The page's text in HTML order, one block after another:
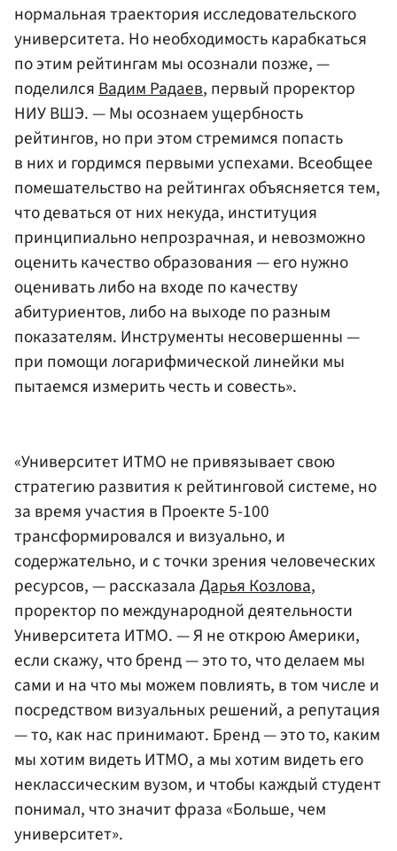
нормальная траектория исследовательского
университета. Но необходимость карабкаться
по этим рейтингам мы осознали позже, —
поделилсяВадим Радаев, первый проректор
НИУ ВШЭ. — Мы осознаем ущербность
рейтингов, но при этом стремимся попасть
в них и гордимся первыми успехами. Всеобщее
помешательство на рейтингах объясняется тем,
что деваться от них некуда, институция
принципиально непрозрачная, и невозможно
оценить качество образования — его нужно
оценивать либо на входе по качеству
абитуриентов, либо на выходе по разным
показателям. Инструменты несовершенны —
при помощи логарифмической линейки мы
пытаемся измерить честь и совесть».
«Университет ИТМО не привязывает свою
стратегию развития к рейтинговой системе, но
за время участия в Проекте 5-100
трансформировался и визуально, и
содержательно, и с точки зрения человеческих
ресурсов, — рассказалаДарья Козлова,
проректор по международной деятельности
Университета ИТМО. — Я не открою Америки,
если скажу, что бренд — это то, что делаем мы
сами и на что мы можем повлиять, в том числе и
посредством визуальных решений, а репутация
— то, как нас принимают. Бренд — это то, каким
мы хотим видеть ИТМО, а мы хотим видеть его
неклассическим вузом, и чтобы каждый студент
понимал, что значит фраза «Больше, чем
университет».